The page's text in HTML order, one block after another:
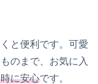
と便利です。可愛
のまで、お気に入
に安心です。